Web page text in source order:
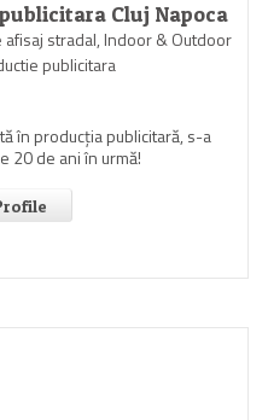
Cluj Napoca
stradal, Indoor & Outdoor
publicitara
în producția publicitară, s-a
20 de ani în urmă!